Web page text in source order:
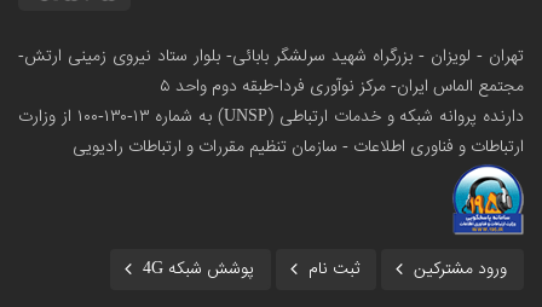
تهران - لویزان - بزرگراه شهید سرلشگر بابائی- بلوار ستاد نیروی زمینی ارتش-
مجتمع الماس ایران- مرکز نوآوری فردا-طبقه دوم واحد ۵
دارنده پروانه شبکه و خدمات ارتباطی (UNSP) به شماره ۱۳-۱۳۰-۱۰۰
از وزارت
ارتباطات و فناوری اطلاعات - سازمان تنظیم مقررات و ارتباطات رادیویی
ورود مشترکین ثبت نام پوشش شبکه 4G